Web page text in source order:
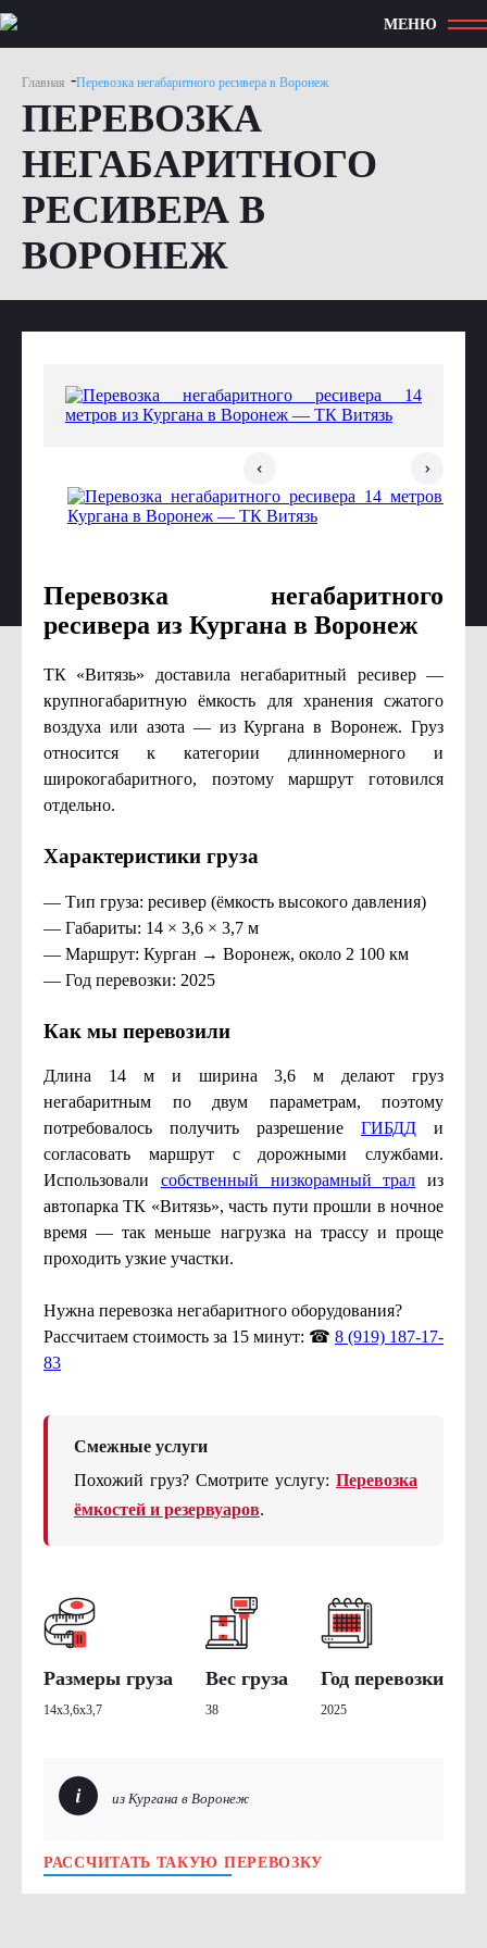
МЕНЮ
Главная -Перевозка негабаритного ресивера в Воронеж
ПЕРЕВОЗКА
НЕГАБАРИТНОГО
РЕСИВЕРА В
ВОРОНЕЖ
Перевозка негабаритного
ресивера из Кургана в Воронеж
ТК «Витязь» доставила негабаритный ресивер —
крупногабаритную ёмкость для хранения сжатого
воздуха или азота — из Кургана в Воронеж. Груз
относится к категории длинномерного и
широкогабаритного, поэтому маршрут готовился
отдельно.
Характеристики груза
— Тип груза: ресивер (ёмкость высокого давления)
— Габариты: 14 × 3,6 × 3,7 м
— Маршрут: Курган → Воронеж, около 2 100 км
— Год перевозки: 2025
Как мы перевозили
Длина 14 м и ширина 3,6 м делают груз
негабаритным по двум параметрам, поэтому
потребовалось получить разрешение ГИБДД и
согласовать маршрут с дорожными службами.
Использовали собственный низкорамный трал из
автопарка ТК «Витязь», часть пути прошли в ночное
время — так меньше нагрузка на трассу и проще
проходить узкие участки.
Нужна перевозка негабаритного оборудования?
Рассчитаем стоимость за 15 минут: ☎ 8 (919) 187-17-
83
Смежные услуги
Похожий груз? Смотрите услугу: Перевозка
ёмкостей и резервуаров.
Размеры груза
14х3,6х3,7
Вес груза
38
Год перевозки
2025
из Кургана в Воронеж
РАССЧИТАТЬ ТАКУЮ ПЕРЕВОЗКУ